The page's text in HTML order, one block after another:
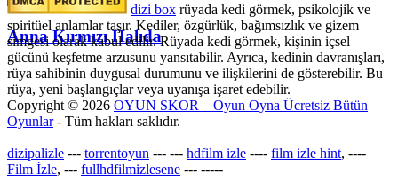
Anna Kırmızı Halıda
dizi box rüyada kedi görmek​, psikolojik ve
spiritüel anlamlar taşır. Kediler, özgürlük, bağımsızlık ve gizem
simgesi olarak kabul edilir. Rüyada kedi görmek, kişinin içsel
gücünü keşfetme arzusunu yansıtabilir. Ayrıca, kedinin davranışları,
rüya sahibinin duygusal durumunu ve ilişkilerini de gösterebilir. Bu
rüya, yeni başlangıçlar veya uyanışa işaret edebilir.
Copyright © 2026 OYUN SKOR – Oyun Oyna Ücretsiz Bütün
Oyunlar- Tüm hakları saklıdır.
dizipalizle --- torrentoyun --- --- hdfilm izle ---- film izle hint, ----
Film İzle, --- fullhdfilmizlesene --- -----